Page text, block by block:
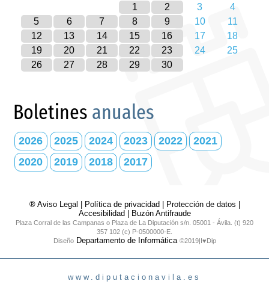
1 2 3
4
5
6 7 8 9 10
11
12
13 14 15 16 17
18
19
20 21 22 23 24
25
26
27 28 29 30
Boletines anuales
2026 2025 2024 2023 2022
2021
2020
2019 2018 2017
® Aviso Legal Política de privacidad Protección de datos
Accesibilidad
Buzón Antifraude
Plaza Corral de las Campanas o Plaza de La Diputación s/n. 05001 - Ávila. (t) 920
357 102 (c) P-0500000-E.
DiseñoDepartamento de Informática ©2019|I♥Dip
www.diputacionavila.es